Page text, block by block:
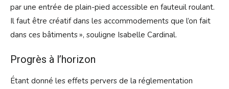
par une entrée de plain-pied accessible en fauteuil roulant.
Il faut être créatif dans les accommodements que l’on fait
dans ces bâtiments », souligne Isabelle Cardinal.
Progrès à l’horizon
Étant donné les effets pervers de la réglementation